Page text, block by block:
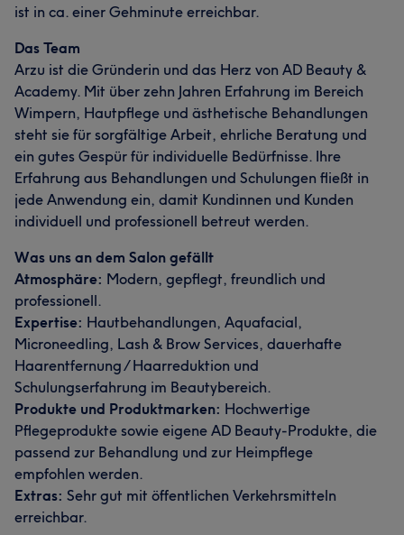
ist in ca. einer Gehminute erreichbar.
Das Team
Arzu ist die Gründerin und das Herz von AD Beauty &
Academy. Mit über zehn Jahren Erfahrung im Bereich
Wimpern, Hautpflege und ästhetische Behandlungen
steht sie für sorgfältige Arbeit, ehrliche Beratung und
ein gutes Gespür für individuelle Bedürfnisse. Ihre
Erfahrung aus Behandlungen und Schulungen fließt in
jede Anwendung ein, damit Kundinnen und Kunden
individuell und professionell betreut werden.
Was uns an dem Salon gefällt
Atmosphäre: Modern, gepflegt, freundlich und
professionell.
Expertise: Hautbehandlungen, Aquafacial,
Microneedling, Lash & Brow Services, dauerhafte
Haarentfernung / Haarreduktion und
Schulungserfahrung im Beautybereich.
Produkte und Produktmarken: Hochwertige
Pflegeprodukte sowie eigene AD Beauty-Produkte, die
passend zur Behandlung und zur Heimpflege
empfohlen werden.
Extras: Sehr gut mit öffentlichen Verkehrsmitteln
erreichbar.